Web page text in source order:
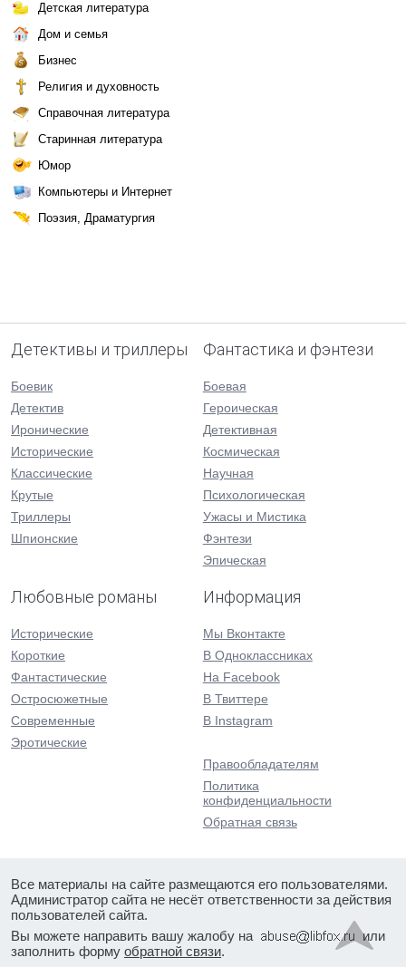
Детская литература
Дом и семья
Бизнес
Религия и духовность
Справочная литература
Старинная литература
Юмор
Компьютеры и Интернет
Поэзия, Драматургия
Детективы и триллеры
Боевик
Детектив
Иронические
Исторические
Классические
Крутые
Триллеры
Шпионские
Фантастика и фэнтези
Боевая
Героическая
Детективная
Космическая
Научная
Психологическая
Ужасы и Мистика
Фэнтези
Эпическая
Любовные романы
Исторические
Короткие
Фантастические
Остросюжетные
Современные
Эротические
Информация
Мы Вконтакте
В Одноклассниках
На Facebook
В Твиттере
В Instagram
Правообладателям
Политика
конфиденциальности
Обратная связь
Все материалы на сайте размещаются его пользователями.
Администратор сайта не несёт ответственности за действия
пользователей сайта.
Вы можете направить вашу жалобу на
или
заполнить форму обратной связи.